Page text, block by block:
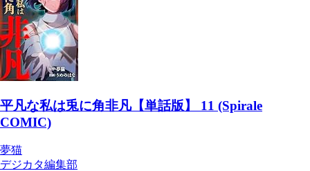
平凡な私は兎に角非凡【単話版】 11 (Spirale
COMIC)
夢猫
デジカタ編集部